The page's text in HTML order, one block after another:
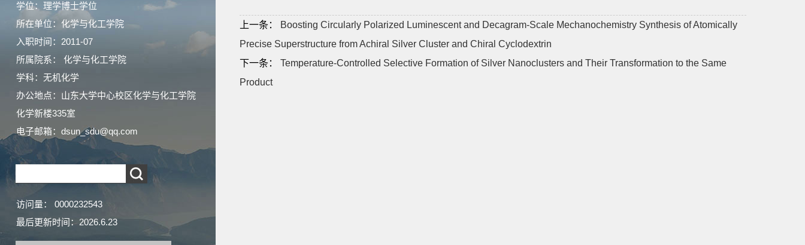
学位：理学博士学位
所在单位：化学与化工学院
入职时间：2011-07
所属院系： 化学与化工学院
学科：无机化学
办公地点：山东大学中心校区化学与化工学院
化学新楼335室
电子邮箱： dsun_sdu@qq.com
访问量： 0000232543
最后更新时间： 2026.6.23
上一条：
Boosting Circularly Polarized Luminescent and Decagram-Scale Mechanochemistry Synthesis of Atomically
Precise Superstructure from Achiral Silver Cluster and Chiral Cyclodextrin
下一条：
Temperature‐Controlled Selective Formation of Silver Nanoclusters and Their Transformation to the Same
Product